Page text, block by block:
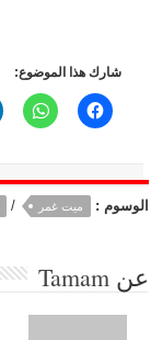
شارك هذا الموضوع:
الوسوم : ميت غمر /
عنTamam